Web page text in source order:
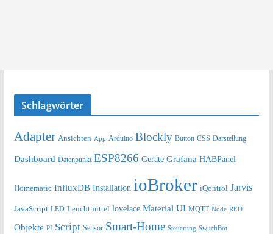
Schlagwörter
Adapter Ansichten App Arduino Blockly Button CSS Darstellung
Dashboard Datenpunkt ESP8266 Geräte Grafana HABPanel
Homematic InfluxDB Installation ioBroker iQontrol Jarvis
JavaScript LED Leuchtmittel lovelace Material UI MQTT Node-RED
Objekte PI Script Sensor Smart-Home Steuerung SwitchBot